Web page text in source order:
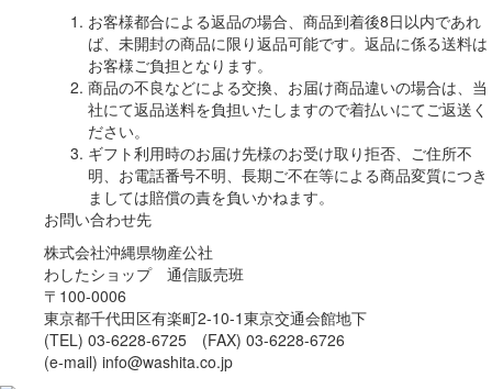
お客様都合による返品の場合、商品到着後8日以内であれ
ば、未開封の商品に限り返品可能です。返品に係る送料は
お客様ご負担となります。
商品の不良などによる交換、お届け商品違いの場合は、当
社にて返品送料を負担いたしますので着払いにてご返送く
ださい。
ギフト利用時のお届け先様のお受け取り拒否、ご住所不
明、お電話番号不明、長期ご不在等による商品変質につき
ましては賠償の責を負いかねます。
お問い合わせ先
株式会社沖縄県物産公社
わしたショップ 通信販売班
〒100-0006
東京都千代田区有楽町2-10-1東京交通会館地下
(TEL) 03-6228-6725 (FAX) 03-6228-6726
(e-mail) info@washita.co.jp